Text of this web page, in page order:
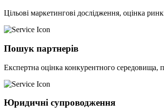
Цільові маркетингові дослідження, оцінка
Пошук партнерів
Експертна оцінка конкурентного середовища,
Юридичні супроводження